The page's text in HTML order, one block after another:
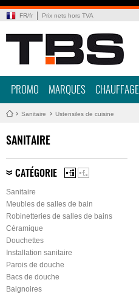
FR/fr Prix nets hors TVA
PROMO MARQUES CHAUFFAGE
Sanitaire Ustensiles de cuisine
SANITAIRE
CATÉGORIE
Sanitaire
Meubles de salles de bain
Robinetteries de salles de bains
Céramique
Douchettes
Installation sanitaire
Parois de douche
Bacs de douche
Baignoires